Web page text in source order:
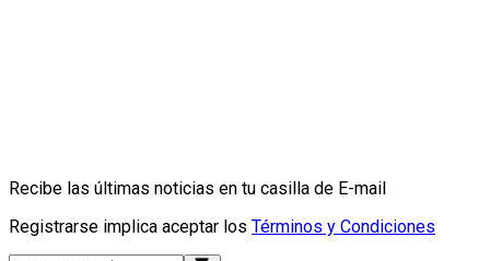
Recibe las últimas noticias en tu casilla de E-mail
Registrarse implica aceptar los Términos y Condiciones